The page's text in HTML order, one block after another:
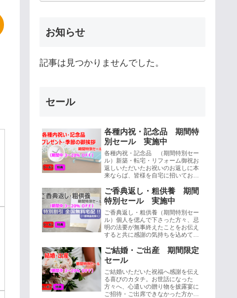
お知らせ
記事は見つかりませんでした。
セール
各種内祝・記念品 期間特
別セール 実施中
各種内祝・記念品 （期間特別セー
ル）新築・転宅・リフォーム御祝お
返しいただいたお祝いのお返しに本
来ならば、皆様を自宅に招いてお披
かったり、実際お客様を呼ぶのはと
ても・・...
ご香典返し・粗供養 期間
特別セール 実施中
ご香典返し・粗供養（期間特別セー
ル）個人を偲んで下さった方々、忌
明の法要が無事終えたことをお伝え
すると共に感謝の気持ちを込めて三
に品物を送る習慣、これを香典返し
と言いま...
ご結婚・ご出産 期間限定
セール
ご結婚いただいた祝福へ感謝を伝え
る喜びのカタチ。お世話になった
方々へ、心遣いの贈り物を披露宴に
ご招待・ご出席できなかった方から